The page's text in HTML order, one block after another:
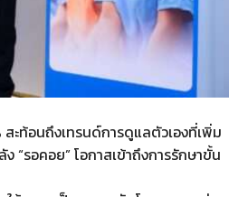
ะท้อนถึงเทรนด์การดูแลตัวเองที่เพิ่ม
“รอคอย” โอกาสเข้าถึงการรักษาขั้น